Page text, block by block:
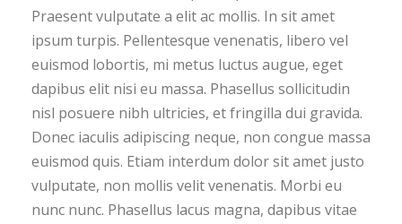
Praesent vulputate a elit ac mollis. In sit amet
ipsum turpis. Pellentesque venenatis, libero vel
euismod lobortis, mi metus luctus augue, eget
dapibus elit nisi eu massa. Phasellus sollicitudin
nisl posuere nibh ultricies, et fringilla dui gravida.
Donec iaculis adipiscing neque, non congue massa
euismod quis. Etiam interdum dolor sit amet justo
vulputate, non mollis velit venenatis. Morbi eu
nunc nunc. Phasellus lacus magna, dapibus vitae